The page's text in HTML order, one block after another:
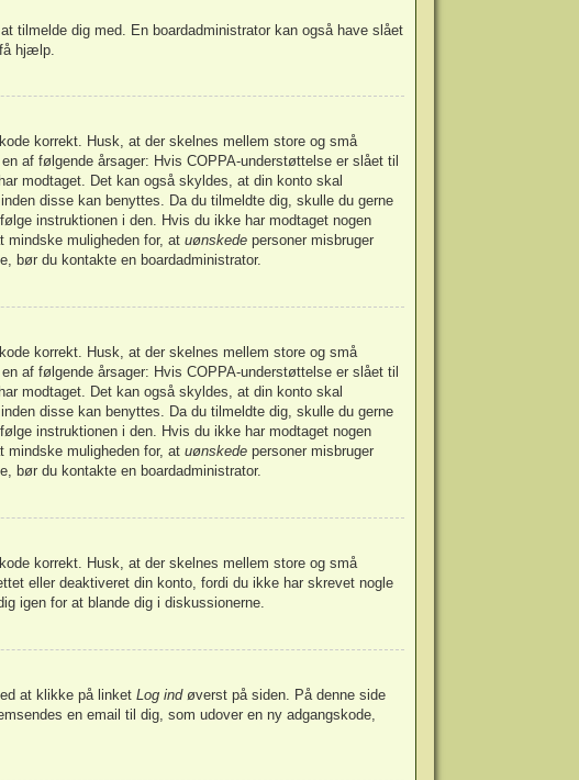
tilmelde dig med. En boardadministrator kan også have slået
hjælp.
korrekt. Husk, at der skelnes mellem store og små
af følgende årsager: Hvis COPPA-understøttelse er slået til
modtaget. Det kan også skyldes, at din konto skal
disse kan benyttes. Da du tilmeldte dig, skulle du gerne
instruktionen i den. Hvis du ikke har modtaget nogen
mindske muligheden for, at uønskedepersoner misbruger
bør du kontakte en boardadministrator.
korrekt. Husk, at der skelnes mellem store og små
af følgende årsager: Hvis COPPA-understøttelse er slået til
modtaget. Det kan også skyldes, at din konto skal
disse kan benyttes. Da du tilmeldte dig, skulle du gerne
instruktionen i den. Hvis du ikke har modtaget nogen
mindske muligheden for, at uønskedepersoner misbruger
bør du kontakte en boardadministrator.
korrekt. Husk, at der skelnes mellem store og små
eller deaktiveret din konto, fordi du ikke har skrevet nogle
igen for at blande dig i diskussionerne.
at klikke på linket Log indøverst på siden. På denne side
en email til dig, som udover en ny adgangskode,